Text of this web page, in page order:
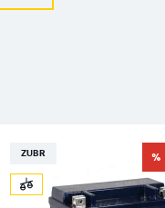
ZUBR
Москва